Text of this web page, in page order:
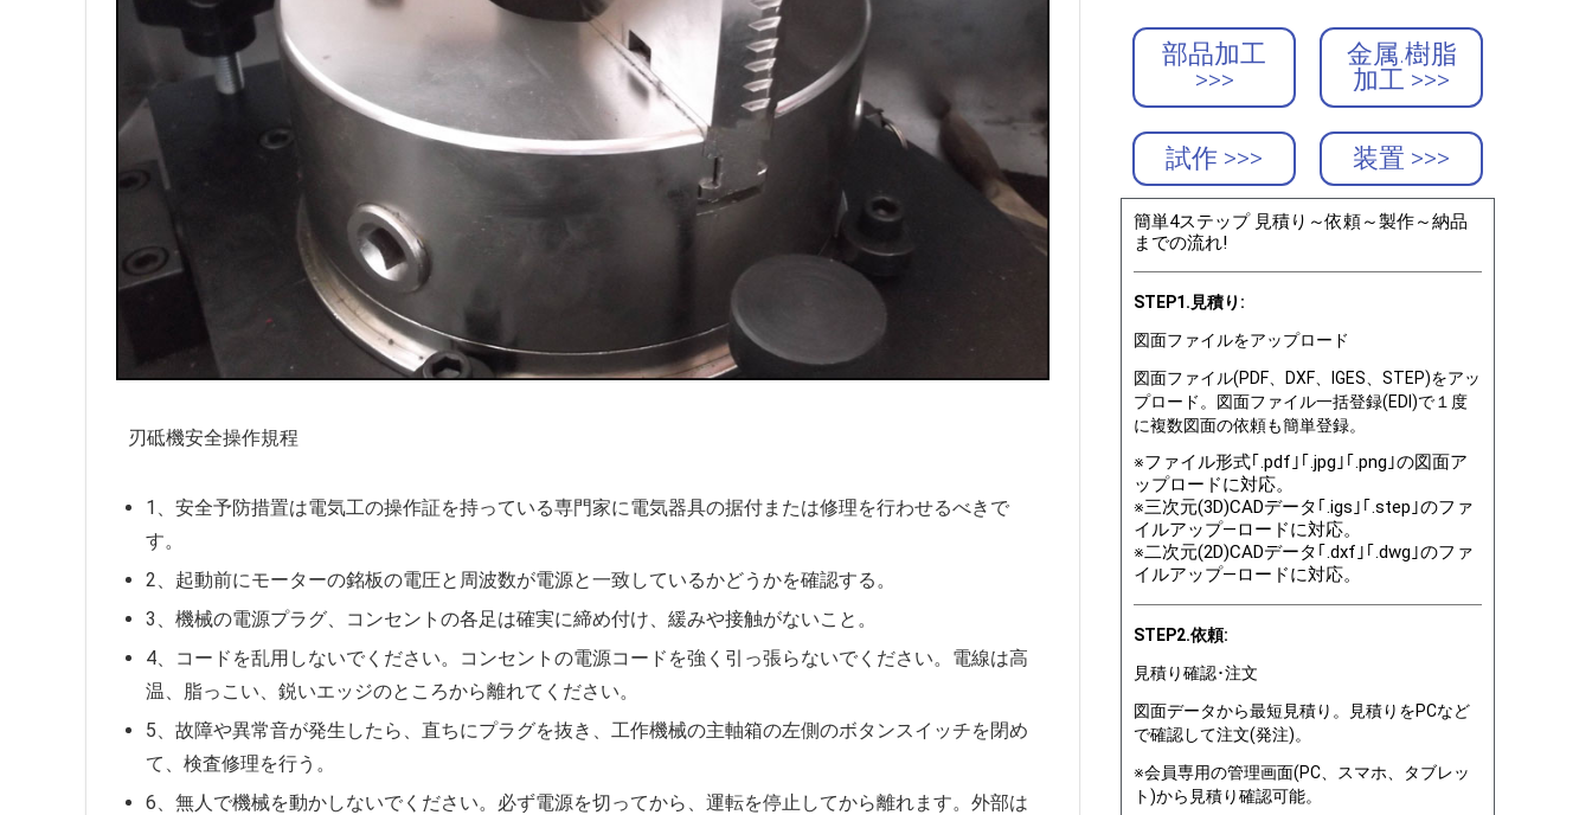
刃砥機安全操作規程
1、安全予防措置は電気工の操作証を持っている専門家に電気器具の据付または修理を行わせるべきで
す。
2、起動前にモーターの銘板の電圧と周波数が電源と一致しているかどうかを確認する。
3、機械の電源プラグ、コンセントの各足は確実に締め付け、緩みや接触がないこと。
4、コードを乱用しないでください。コンセントの電源コードを強く引っ張らないでください。電線は高
温、脂っこい、鋭いエッジのところから離れてください。
5、故障や異常音が発生したら、直ちにプラグを抜き、工作機械の主軸箱の左側のボタンスイッチを閉め
て、検査修理を行う。
6、無人で機械を動かしないでください。必ず電源を切ってから、運転を停止してから離れます。外部は
部品加工
>>>
金属.樹脂
加工 >>>
試作 >>> 装置 >>>
簡単4ステップ 見積り～依頼～製作～納品
までの流れ!
STEP1.見積り:
図面ファイルをアップロード
図面ファイル(PDF、DXF、IGES、STEP)をアッ
プロード。図面ファイル一括登録(EDI)で１度
に複数図面の依頼も簡単登録。
※ファイル形式｢.pdf｣｢.jpg｣｢.png｣の図面ア
ップロードに対応。
※三次元(3D)CADデータ｢.igs｣｢.step｣のファ
イルアップ―ロードに対応。
※二次元(2D)CADデータ｢.dxf｣｢.dwg｣のファ
イルアップ―ロードに対応。
STEP2.依頼:
見積り確認･注文
図面データから最短見積り。見積りをPCなど
で確認して注文(発注)。
※会員専用の管理画面(PC、スマホ、タブレッ
ト)から見積り確認可能。